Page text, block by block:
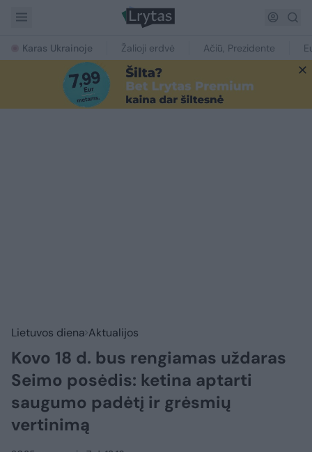
Karas Ukrainoje Žalioji erdvė Ačiū, Prezidente
Lietuvos diena Aktualijos
Kovo 18 d. bus rengiamas uždaras
Seimo posėdis: ketina aptarti
saugumo padėtį ir grėsmių
vertinimą